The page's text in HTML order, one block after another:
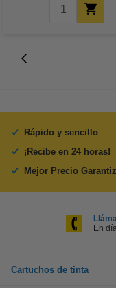
Rápido y sencillo
¡Recibe en 24 horas!
Mejor Precio
En
Cartuchos de tinta